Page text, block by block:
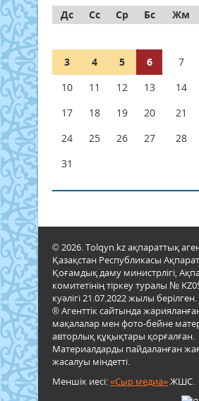
Дс
Сс Ср Бс Жм
3
4 5 6 7
10
11 12 13 14
17
18 19 20 21
24
25 26 27 28
31
© 2026. Tolqyn.kz ақпараттық
Қазақстан Республикасы
Қоғамдық даму министрлігі,
комитетінің тіркеу туралы №
куәлігі 21.07.2022 жылы берілген.
® Агенттік сайтында
мақалалар мен фото-бейне
авторлық құқықтары қорғалған.
Материалдарды пайдаланған
жасалуы міндетті.
Меншік иесі:«Сыр медиа»ЖШС.